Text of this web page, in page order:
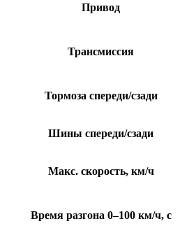
Привод
Трансмиссия
Тормоза спереди/сзади
Шины спереди/сзади
Макс. скорость, км/ч
Время разгона 0–100 км/ч, с